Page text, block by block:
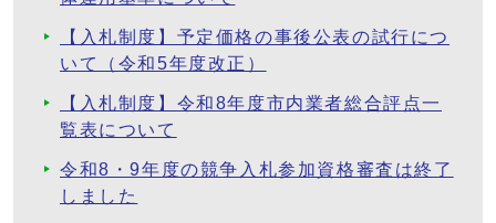
【入札制度】予定価格の事後公表の試行につ
いて（令和5年度改正）
【入札制度】令和8年度市内業者総合評点一
覧表について
令和8・9年度の競争入札参加資格審査は終了
しました